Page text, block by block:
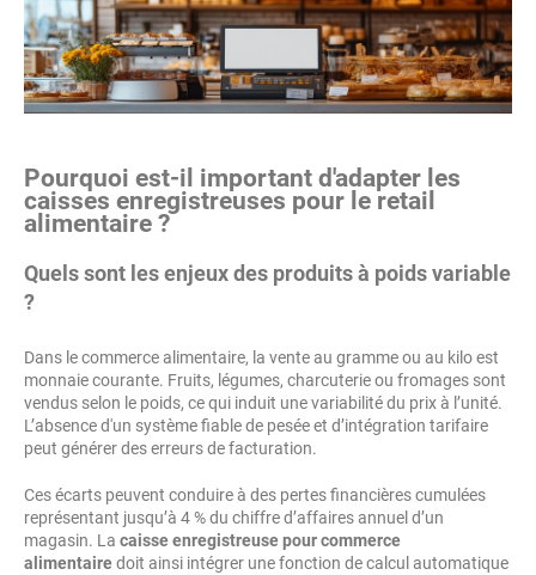
Pourquoi est-il important d'adapter les
caisses enregistreuses pour le retail
alimentaire ?
Quels sont les enjeux des produits à poids variable
?
Dans le commerce alimentaire, la vente au gramme ou au kilo est
monnaie courante. Fruits, légumes, charcuterie ou fromages sont
vendus selon le poids, ce qui induit une variabilité du prix à l’unité.
L’absence d'un système fiable de pesée et d’intégration tarifaire
peut générer des erreurs de facturation.
Ces écarts peuvent conduire à des pertes financières cumulées
représentant jusqu’à 4 % du chiffre d’affaires annuel d’un
magasin. La caisse enregistreuse pour commerce
alimentairedoit ainsi intégrer une fonction de calcul automatique